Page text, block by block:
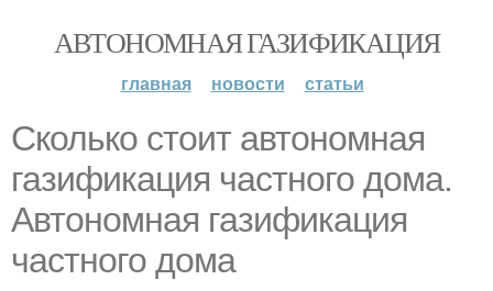
АВТОНОМНАЯ ГАЗИФИКАЦИЯ
главная новости статьи
Сколько стоит автономная
газификация частного дома.
Автономная газификация
частного дома